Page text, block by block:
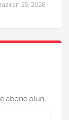
25, 2026
abone olun.